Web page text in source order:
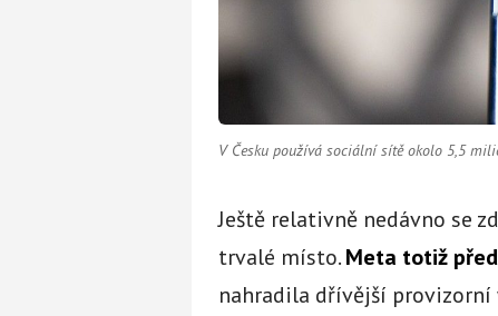
V Česku používá sociální sítě okolo 5,5
Ještě relativně nedávno se
trvalé místo.Meta totiž
nahradila dřívější